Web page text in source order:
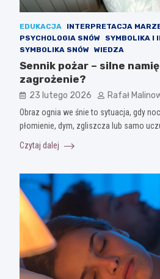
EDUKACJA
INTERPRETACJA
PSYCHOLOGIA SNÓW
SYMBOLIKA I
SYMBOLIKA SNÓW WIEDZA
Sennik pożar – silne
zagrożenie?
23 lutego 2026 Rafał
Obraz ognia we śnie to sytuacja, gdy
płomienie, dym, zgliszcza lub samo
Czytaj dalej